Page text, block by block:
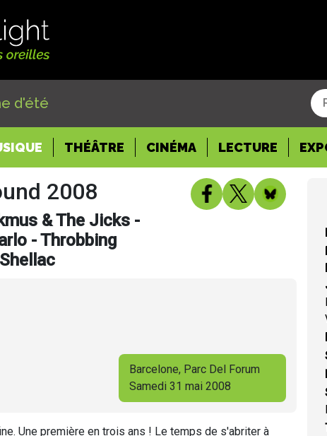
d'été
THÉÂTRE CINÉMA LECTURE
2008
& The Jicks -
- Throbbing
Barcelone, Parc Del Forum
Samedi 31 mai 2008
Une première en trois ans ! Le temps de s'abriter à